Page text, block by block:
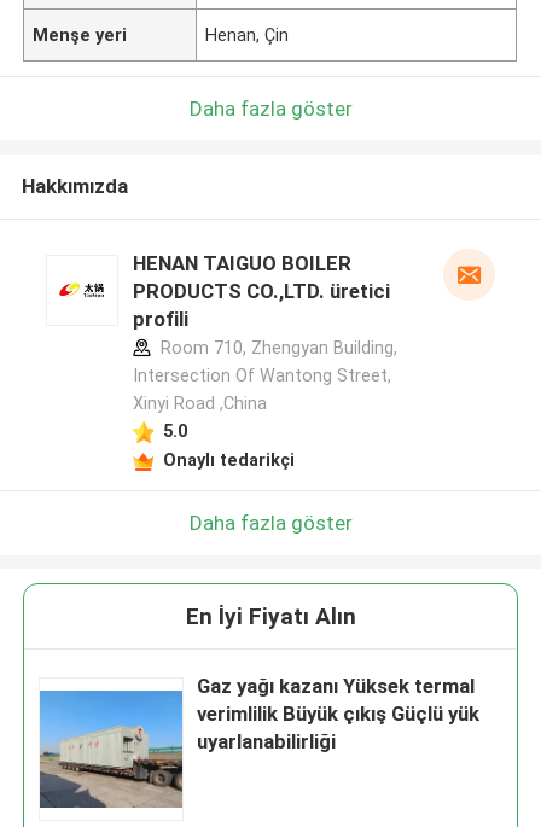
Menşe yeri Henan, Çin
Daha fazla göster
Hakkımızda
HENAN TAIGUO BOILER
PRODUCTS CO.,LTD. üretici
profili
Room 710, Zhengyan Building,
Intersection Of Wantong Street,
Xinyi Road ,China
5.0
Onaylı tedarikçi
Daha fazla göster
En İyi Fiyatı Alın
Gaz yağı kazanı Yüksek termal
verimlilik Büyük çıkış Güçlü yük
uyarlanabilirliği